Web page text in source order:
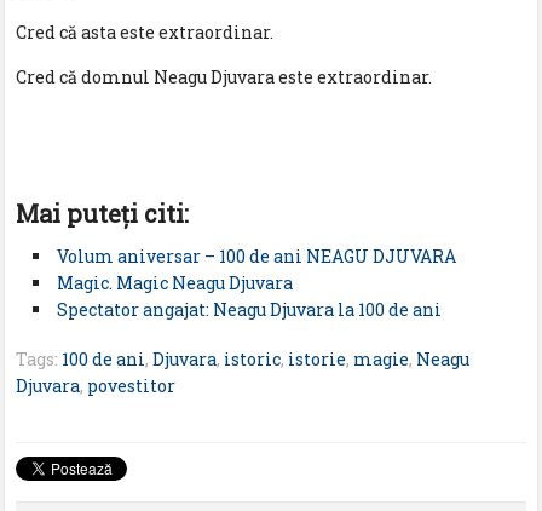
Cred că asta este extraordinar.
Cred că domnul Neagu Djuvara este extraordinar.
Mai puteţi citi:
Volum aniversar – 100 de ani NEAGU DJUVARA
Magic. Magic Neagu Djuvara
Spectator angajat: Neagu Djuvara la 100 de ani
Tags: 100 de ani,Djuvara, istoric, istorie, magie, Neagu
Djuvara, povestitor